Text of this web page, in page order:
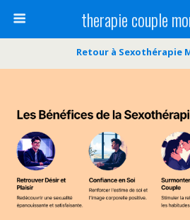
therapie couple
Retour à Sexothérapie